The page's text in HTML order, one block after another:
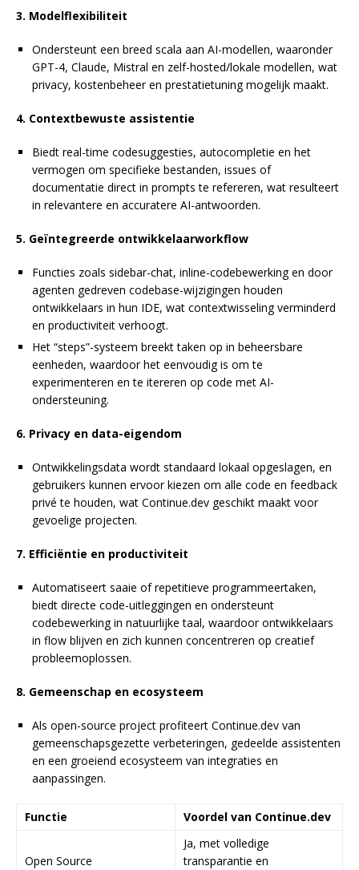
3. Modelflexibiliteit
Ondersteunt een breed scala aan AI-modellen, waaronder
GPT-4, Claude, Mistral en zelf-hosted/lokale modellen, wat
privacy, kostenbeheer en prestatietuning mogelijk maakt.
4. Contextbewuste assistentie
Biedt real-time codesuggesties, autocompletie en het
vermogen om specifieke bestanden, issues of
documentatie direct in prompts te refereren, wat resulteert
in relevantere en accuratere AI-antwoorden.
5. Geïntegreerde ontwikkelaarworkflow
Functies zoals sidebar-chat, inline-codebewerking en door
agenten gedreven codebase-wijzigingen houden
ontwikkelaars in hun IDE, wat contextwisseling verminderd
en productiviteit verhoogt.
Het “steps”-systeem breekt taken op in beheersbare
eenheden, waardoor het eenvoudig is om te
experimenteren en te itereren op code met AI-
ondersteuning.
6. Privacy en data-eigendom
Ontwikkelingsdata wordt standaard lokaal opgeslagen, en
gebruikers kunnen ervoor kiezen om alle code en feedback
privé te houden, wat Continue.dev geschikt maakt voor
gevoelige projecten.
7. Efficiëntie en productiviteit
Automatiseert saaie of repetitieve programmeertaken,
biedt directe code-uitleggingen en ondersteunt
codebewerking in natuurlijke taal, waardoor ontwikkelaars
in flow blijven en zich kunnen concentreren op creatief
probleemoplossen.
8. Gemeenschap en ecosysteem
Als open-source project profiteert Continue.dev van
gemeenschapsgezette verbeteringen, gedeelde assistenten
en een groeiend ecosysteem van integraties en
aanpassingen.
Functie Voordel van Continue.dev
Open Source
Ja, met volledige
transparantie en